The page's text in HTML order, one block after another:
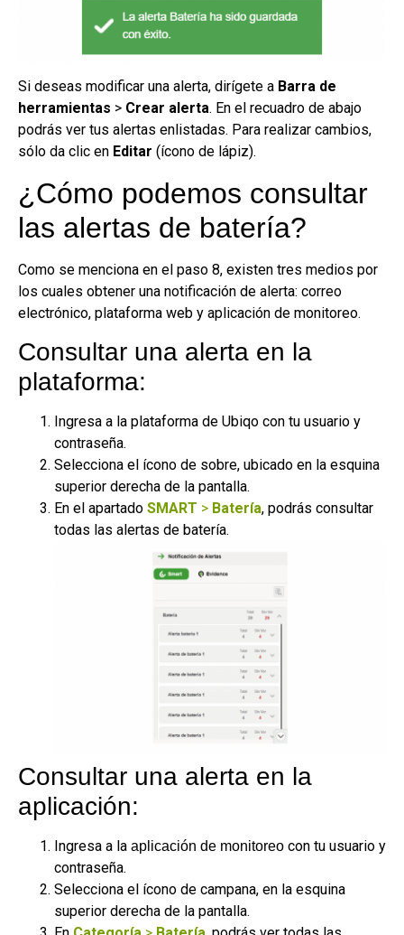
Si deseas modificar una alerta, dirígete a Barra de
herramientas > Crear alerta. En el recuadro de abajo
podrás ver tus alertas enlistadas. Para realizar cambios,
sólo da clic en Editar (ícono de lápiz).
¿Cómo podemos consultar
las alertas de batería?
Como se menciona en el paso 8, existen tres medios por
los cuales obtener una notificación de alerta: correo
electrónico, plataforma web y aplicación de monitoreo.
Consultar una alerta en la
plataforma:
Ingresa a la plataforma de Ubiqo con tu usuario y
contraseña.
Selecciona el ícono de sobre, ubicado en la esquina
superior derecha de la pantalla.
En el apartado SMART > Batería, podrás consultar
todas las alertas de batería.
Consultar una alerta en la
aplicación:
Ingresa a la aplicación de monitoreo con tu usuario y
contraseña.
Selecciona el ícono de campana, en la esquina
superior derecha de la pantalla.